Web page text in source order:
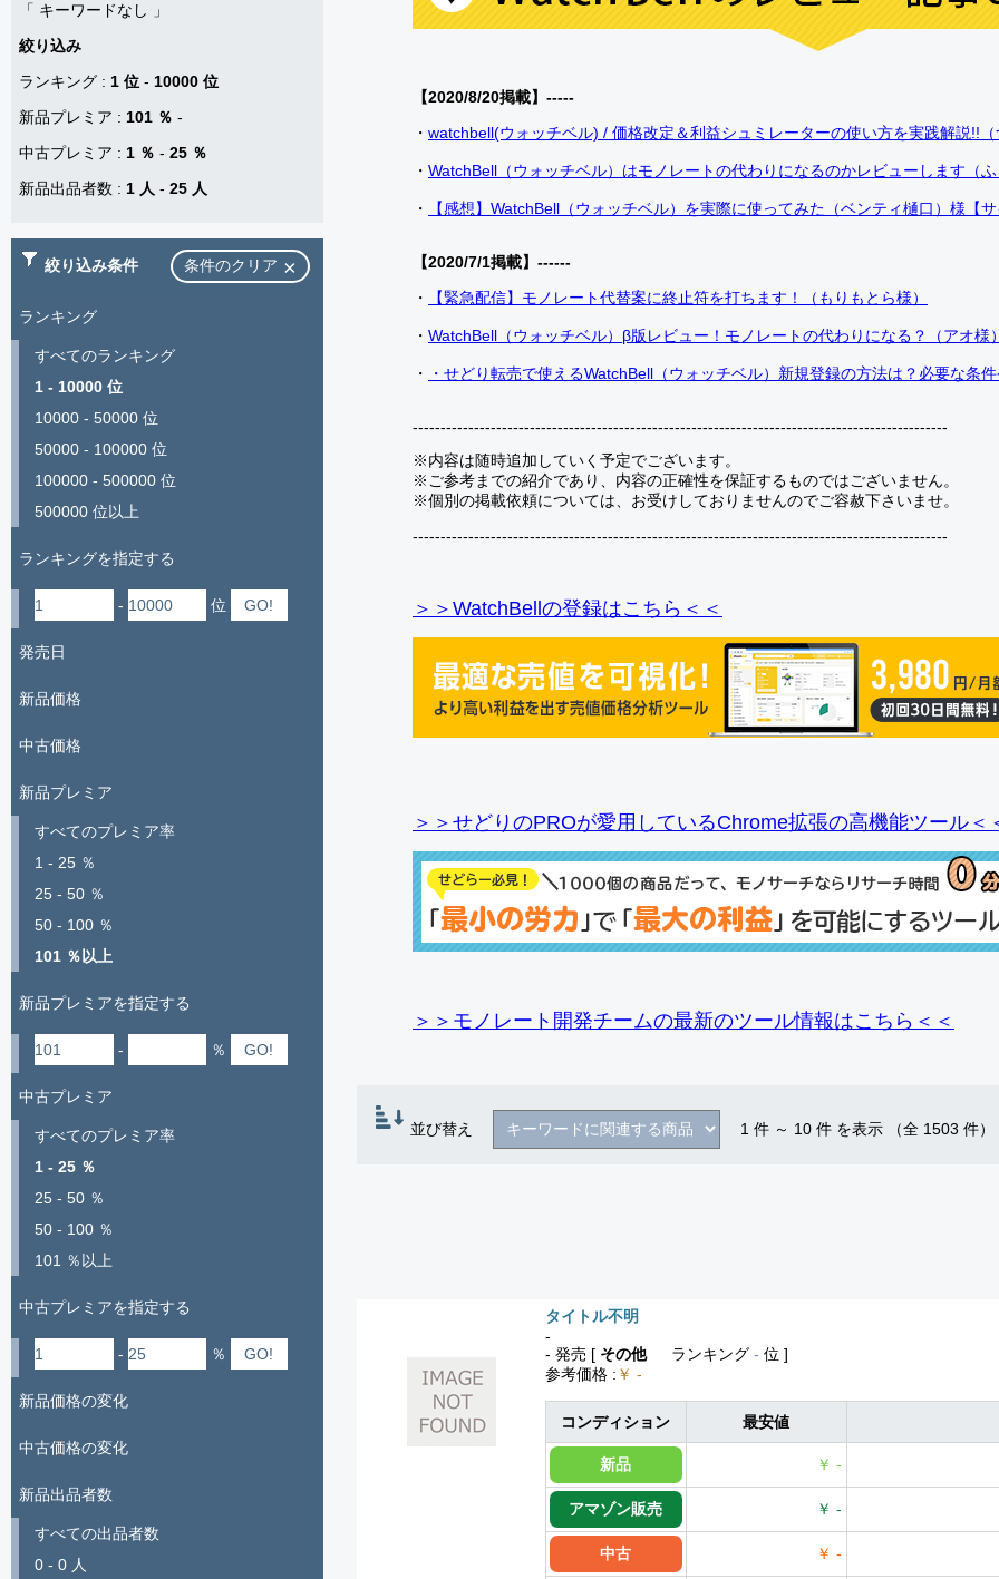
【2020/8/20掲載】-----
・ watchbell(ウォッチベル) / 価格改定＆利益シュミレーターの使い方を実践解説!!
・ WatchBell（ウォッチベル）はモノレートの代わりになるのかレビューします（
・ 【感想】WatchBell（ウォッチベル）を実際に使ってみた（ベンティ樋口）様【
【2020/7/1掲載】------
・
【緊急配信】モノレート代替案に終止符を打ちます！（もりもとら様）
・ WatchBell（ウォッチベル）β版レビュー！モノレートの代わりになる？（アオ様
・ ・せどり転売で使えるWatchBell（ウォッチベル）新規登録の方法は？必要な条
------------------------------------------------------------------------------------------------
※内容は随時追加していく予定でございます。
※ご参考までの紹介であり、内容の正確性を保証するものではございません。
※個別の掲載依頼については、お受けしておりませんのでご容赦下さいませ。
------------------------------------------------------------------------------------------------
＞＞WatchBellの登録はこちら＜＜
＞＞せどりのPROが愛用しているChrome拡張の高機能ツール＜
＞＞モノレート開発チームの最新のツール情報はこちら＜＜
並び替え 1 件 ～ 10 件 を表示 （全 1503 件）
タイトル不明
-
- 発売 [ その他 ランキング - 位 ]
参考価格 : ￥ -
コンディション 最安値
新品 ￥ -
アマゾン販売 ￥ -
中古 ￥ -
「 キーワードなし
」
絞り込み
ランキング : 1 位 - 10000 位
新品プレミア : 101 ％ -
中古プレミア : 1 ％ - 25 ％
新品出品者数 : 1 人 - 25 人
絞り込み条件 条件のクリア
ランキング
すべてのランキング
1 - 10000 位
10000 - 50000 位
50000 - 100000 位
100000 - 500000 位
500000 位以上
ランキングを指定する
- 位
発売日
新品価格
中古価格
新品プレミア
すべてのプレミア率
1 - 25 ％
25 - 50 ％
50 - 100 ％
101 ％以上
新品プレミアを指定する
- ％
中古プレミア
すべてのプレミア率
1 - 25 ％
25 - 50 ％
50 - 100 ％
101 ％以上
中古プレミアを指定する
- ％
新品価格の変化
中古価格の変化
新品出品者数
すべての出品者数
0 - 0 人